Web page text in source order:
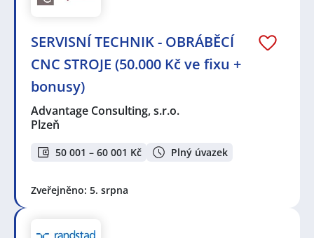
SERVISNÍ TECHNIK - OBRÁBĚCÍ
CNC STROJE (50.000 Kč ve fixu +
bonusy)
Advantage Consulting, s.r.o.
Plzeň
50 001 – 60 001 Kč Plný úvazek
Zveřejněno: 5. srpna